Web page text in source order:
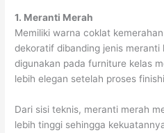
1. Meranti Merah
Memiliki warna coklat
dekoratif dibanding jenis meranti
digunakan pada furniture kelas
lebih elegan setelah proses
Dari sisi teknis, meranti merah
lebih tinggi sehingga